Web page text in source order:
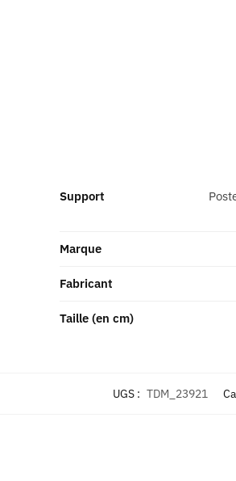
Support
Marque
Fabricant
Taille (en cm)
UGS : TDM_23921